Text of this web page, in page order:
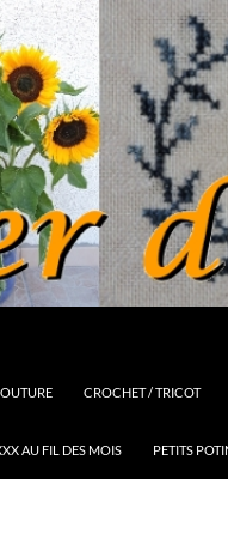
CROCHET / TRICOT
AU FIL DES MOIS PETITS